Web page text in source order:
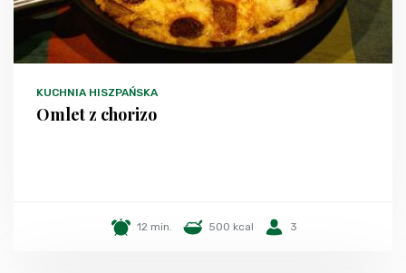
KUCHNIA HISZPAŃSKA
Omlet z chorizo
12 min. 500 kcal 3